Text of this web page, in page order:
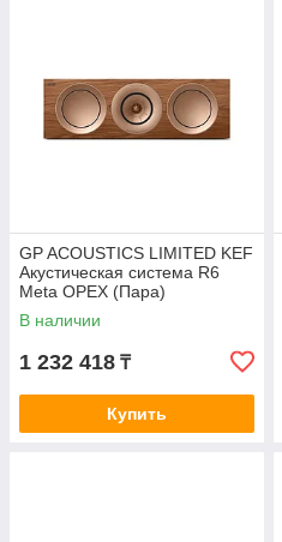
GP ACOUSTICS LIMITED KEF
Акустическая система R6
Meta ОРЕХ (Пара)
В наличии
1 232 418 ₸
Купить